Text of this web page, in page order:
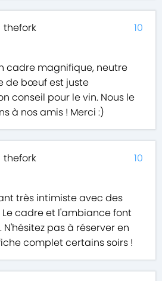
thefork
cadre magnifique, neutre
de bœuf est juste
conseil pour le vin. Nous le
à nos amis ! Merci :)
10
thefork
très intimiste avec des
cadre et l'ambiance font
pas à réserver en
complet certains soirs !
10